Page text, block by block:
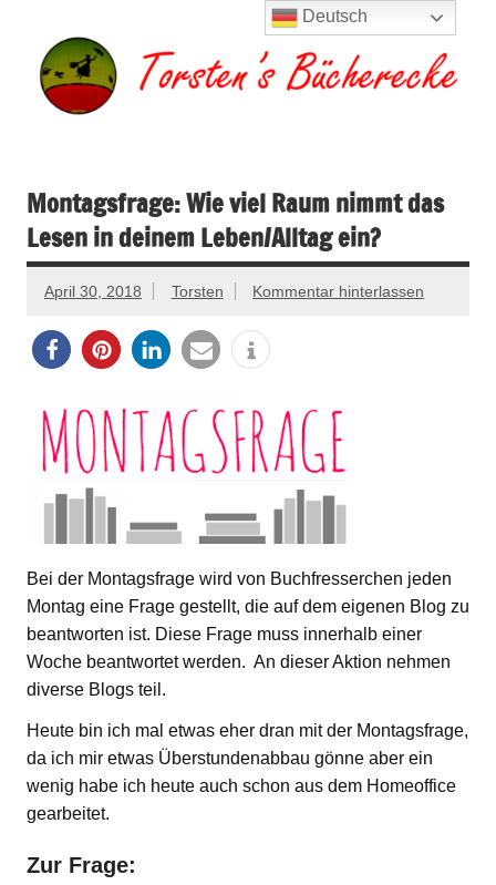
springen
Montagsfrage: Wie viel Raum nimmt das
Lesen in deinem Leben/Alltag ein?
April 30, 2018 Torsten Kommentar hinterlassen
Bei der Montagsfrage wird von Buchfresserchen jeden
Montag eine Frage gestellt, die auf dem eigenen Blog zu
beantworten ist. Diese Frage muss innerhalb einer
Woche beantwortet werden. An dieser Aktion nehmen
diverse Blogs teil.
Heute bin ich mal etwas eher dran mit der Montagsfrage,
da ich mir etwas Überstundenabbau gönne aber ein
wenig habe ich heute auch schon aus dem Homeoffice
gearbeitet.
Zur Frage:
Deutsch